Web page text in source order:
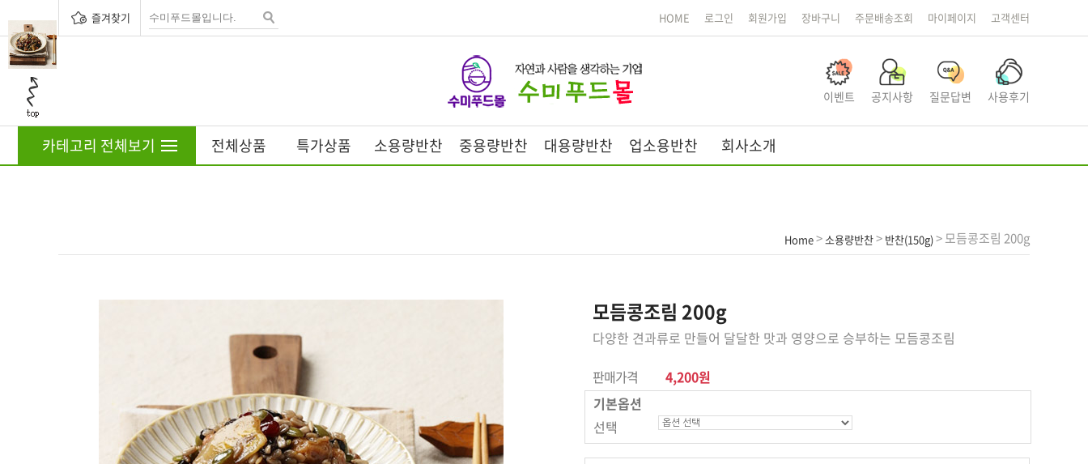
즐겨찾기 HOME 로그인 회원가입 장바구니 주문배송조회 마이페이지 고객센터
이벤트 공지사항 질문답변 사용후기
카테고리 전체보기 전체상품 특가상품 소용량반찬 중용량반찬 대용량반찬 업소용반찬 회사소개
Home>소용량반찬> 반찬(150g)> 모듬콩조림 200g
모듬콩조림 200g
다양한 견과류로 만들어 달달한 맛과 영양으로 승부하는 모듬콩조림
판매가격
4,200원
기본옵션
선택